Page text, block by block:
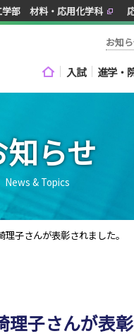
学部 材料・応用化学科
お知
入試 進学・
知らせ
News & Topics
子さんが表彰されました。
子さんが表彰